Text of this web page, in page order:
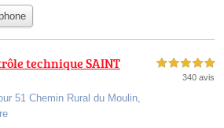
technique SAINT
51 Chemin Rural du Moulin,
5,0 étoiles sur 5
340 avis